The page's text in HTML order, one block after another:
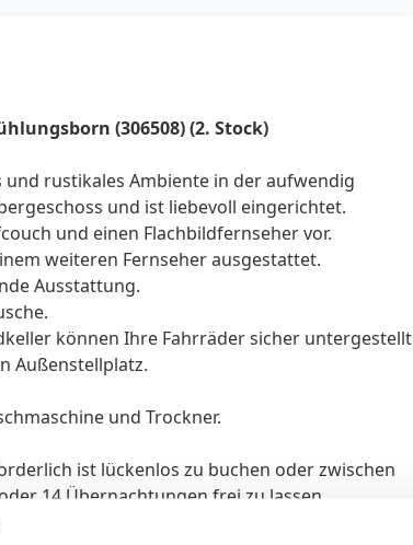
(306508) (2. Stock)
rustikales Ambiente in der aufwendig
und ist liebevoll eingerichtet.
und einen Flachbildfernseher vor.
weiteren Fernseher ausgestattet.
Ausstattung.
können Ihre Fahrräder sicher untergestellt
Außenstellplatz.
und Trockner.
ist lückenlos zu buchen oder zwischen
14 Übernachtungen frei zu lassen.
liegt bei 4 Übernachtungen.